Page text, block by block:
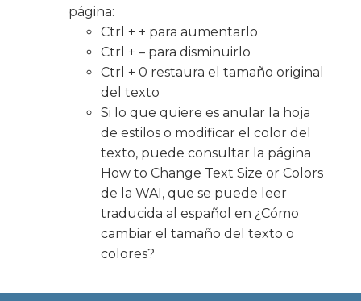
página:
Ctrl + + para aumentarlo
Ctrl + – para disminuirlo
Ctrl + 0 restaura el tamaño original
del texto
Si lo que quiere es anular la hoja
de estilos o modificar el color del
texto, puede consultar la página
How to Change Text Size or Colors
de la WAI, que se puede leer
traducida al español en ¿Cómo
cambiar el tamaño del texto o
colores?